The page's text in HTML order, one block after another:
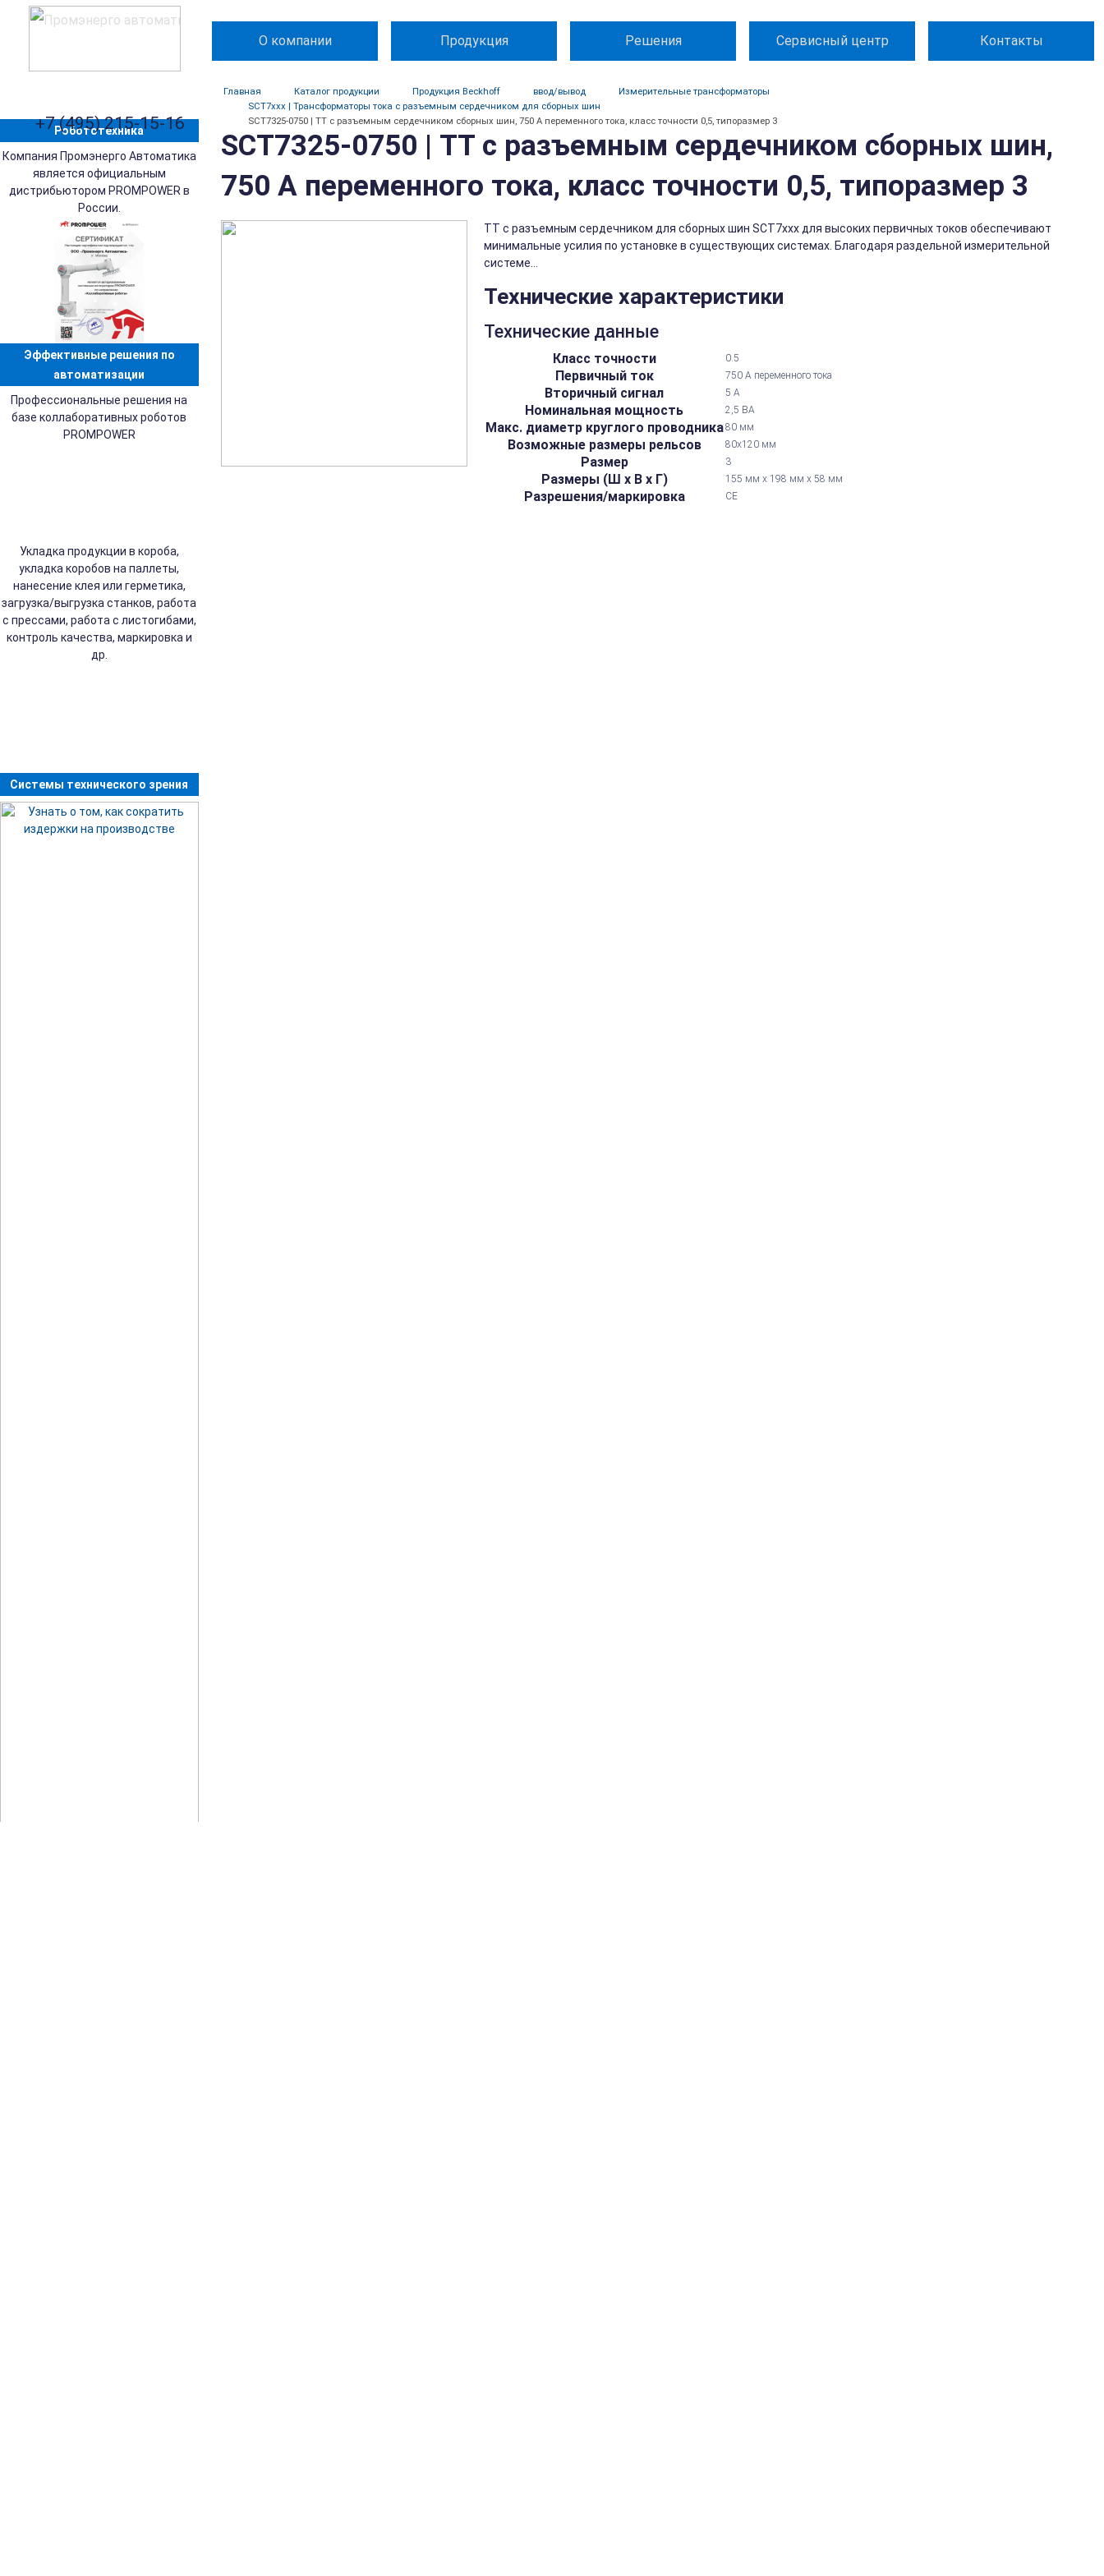
О компании Продукция Решения Сервисный центр Контакты
+7 (495) 215-15-16
Главная Каталог продукции Продукция Beckhoff ввод/вывод
Измерительные трансформаторы
SCT7xxx | Трансформаторы тока с разъемным сердечником для сборных шин
SCT7325-0750 | ТТ с разъемным сердечником сборных шин, 750 А переменного тока, класс точности 0,5, типоразмер 3
Робототехника
Компания Промэнерго Автоматика
является официальным
дистрибьютором PROMPOWER в
России.
Эффективные решения по
автоматизации
Профессиональные решения на
базе коллаборативных роботов
PROMPOWER
Укладка продукции в короба,
укладка коробов на паллеты,
нанесение клея или герметика,
загрузка/выгрузка станков, работа
с прессами, работа с листогибами,
контроль качества, маркировка и
др.
Системы технического зрения
SCT7325-0750 | ТТ с разъемным сердечником сборных шин,
750 А переменного тока, класс точности 0,5, типоразмер 3
ТТ с разъемным сердечником для сборных шин SCT7xxx для высоких первичных токов обеспечивают
минимальные усилия по установке в существующих системах. Благодаря раздельной измерительной
системе...
Технические характеристики
Технические данные
Класс точности 0.5
Первичный ток 750 А переменного тока
Вторичный сигнал 5 А
Номинальная мощность 2,5 ВА
Макс. диаметр круглого проводника80 мм
Возможные размеры рельсов 80х120 мм
Размер 3
Размеры (Ш х В х Г) 155 мм х 198 мм х 58 мм
Разрешения/маркировка CE